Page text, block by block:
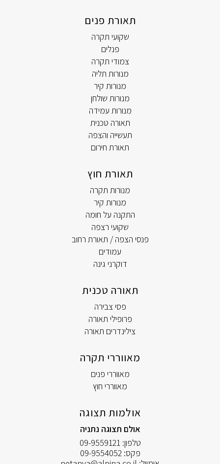
תאורת פנים
שקועי תקרה
פנלים
צמודי תקרה
מנורות תליה
מנורות קיר
מנורות שולחן
מנורות עמידה
תאורה טכנית
תעשייה והצפה
תאורת חירום
תאורת חוץ
מנורות תקרה
מנורות קיר
התקנה על חומה
שקועי רצפה
פנסי הצפה / תאורת רחוב
עמודים
דוקרני גינה
תאורה טכנית
פסי צבירה
פרופילי תאורה
צילינדרים תאורה
מאווררי תקרה
מאווררי פנים
מאווררי חוץ
אולמות תצוגה
אולם תצוגה נתניה
טלפון:09-9559121
פקס:09-9554052